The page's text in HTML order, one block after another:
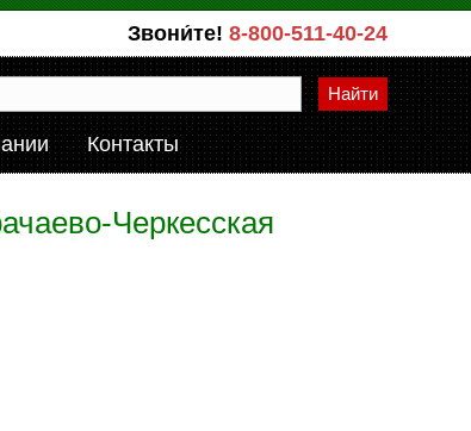
Звони́те! 8-800-511-40-24
Найти
Контакты
Черкесская